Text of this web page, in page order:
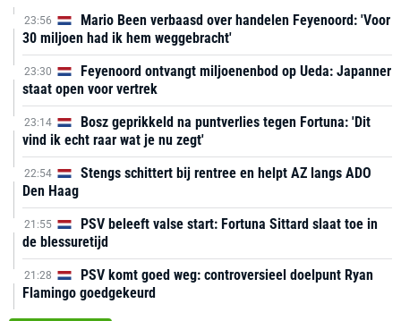
23:56
Mario Been verbaasd over handelen Feyenoord: 'Voor
30 miljoen had ik hem weggebracht'
23:30
Feyenoord ontvangt miljoenenbod op Ueda: Japanner
staat open voor vertrek
23:14
Bosz geprikkeld na puntverlies tegen Fortuna: 'Dit
vind ik echt raar wat je nu zegt'
22:54
Stengs schittert bij rentree en helpt AZ langs ADO
Den Haag
21:55
PSV beleeft valse start: Fortuna Sittard slaat toe in
de blessuretijd
21:28
PSV komt goed weg: controversieel doelpunt Ryan
Flamingo goedgekeurd